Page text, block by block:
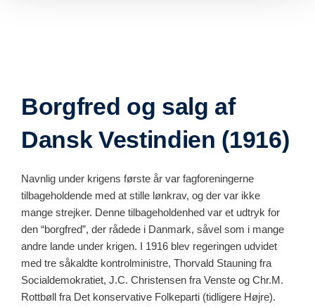
Borgfred og salg af
Dansk Vestindien (1916)
Navnlig under krigens første år var fagforeningerne
tilbageholdende med at stille lønkrav, og der var ikke
mange strejker. Denne tilbageholdenhed var et udtryk for
den “borgfred”, der rådede i Danmark, såvel som i mange
andre lande under krigen. I 1916 blev regeringen udvidet
med tre såkaldte kontrolministre, Thorvald Stauning fra
Socialdemokratiet, J.C. Christensen fra Venste og Chr.M.
Rottbøll fra Det konservative Folkeparti (tidligere Højre).